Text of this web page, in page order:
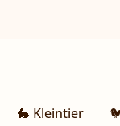
🐇 Kleintier